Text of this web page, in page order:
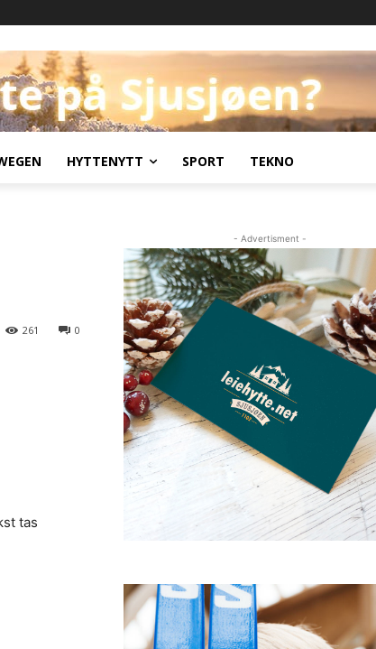
HYTTENYTT SPORT TEKNO
0
261
tas
- Advertisment -